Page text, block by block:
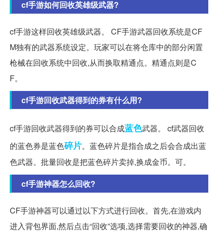
cf手游如何回收英雄级武器?
cf手游这样回收英雄级武器。 CF手游武器回收系统是CF
M独有的武器系统设定。玩家可以在将仓库中的部分闲置
枪械在回收系统中回收,从而换取精通点。精通点则是C
F。
cf手游回收武器得到的券有什么用?
cf手游回收武器得到的券可以合成蓝色武器。 cf武器回收
的蓝色券是蓝色碎片。蓝色碎片是指合成之后会合成出蓝
色武器。批量回收是把蓝色碎片卖掉,换成金币。可。
cf手游神器怎么回收?
CF手游神器可以通过以下方式进行回收。首先,在游戏内
进入背包界面,然后点击“回收”选项,选择需要回收的神器,确